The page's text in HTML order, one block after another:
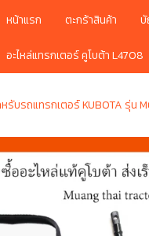
หน้าแรก ตะกร้าสินค้า
อะไหล่แทรกเตอร์ คูโบต้า L4708
รับรถแทรกเตอร์ KUBOTA รุ่น